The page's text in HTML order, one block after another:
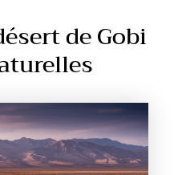
de Gobi